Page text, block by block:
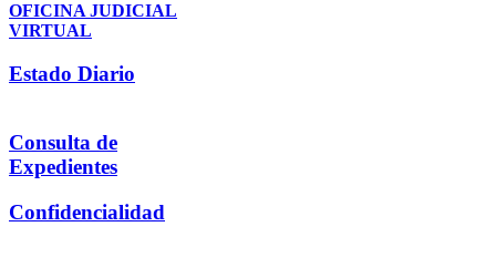
OFICINA JUDICIAL
VIRTUAL
Estado Diario
Consulta de
Expedientes
Confidencialidad